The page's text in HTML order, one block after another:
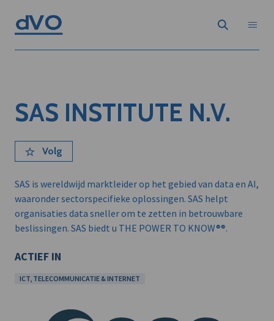
SAS INSTITUTE N.V.
Volg
SAS is wereldwijd marktleider op het gebied van data en AI,
waaronder sectorspecifieke oplossingen. SAS helpt
organisaties data sneller om te zetten in betrouwbare
beslissingen. SAS biedt u THE POWER TO KNOW®®.
ACTIEF IN
ICT, TELECOMMUNICATIE & INTERNET